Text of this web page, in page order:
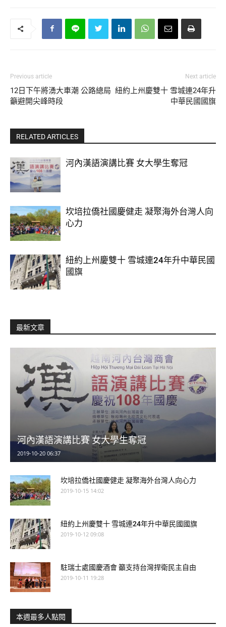
Previous article
12日下午將湧大車潮 公路總局
籲避開尖峰時段
Next article
紐約上州慶雙十 雪城連24年升
中華民國國旗
RELATED ARTICLES
河內漢語演講比賽 女大學生奪冠
坎培拉僑社國慶健走 凝聚海外台灣人向
心力
紐約上州慶雙十 雪城連24年升中華民國
國旗
最新文章
河內漢語演講比賽 女大學生奪冠
2019-10-20 06:37
坎培拉僑社國慶健走 凝聚海外台灣人向心力
2019-10-15 14:02
紐約上州慶雙十 雪城連24年升中華民國國旗
2019-10-12 09:08
駐瑞士處國慶酒會 籲支持台灣捍衛民主自由
2019-10-11 19:28
本週最多人點閱